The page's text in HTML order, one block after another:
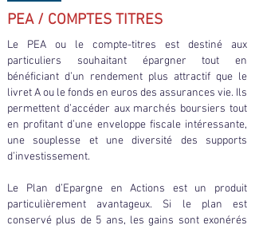
PEA / COMPTES TITRES
Le PEA ou le compte-titres est destiné aux
particuliers souhaitant épargner tout en
bénéficiant d’un rendement plus attractif que le
livret A ou le fonds en euros des assurances vie. Ils
permettent d’accéder aux marchés boursiers tout
en profitant d’une enveloppe fiscale intéressante,
une souplesse et une diversité des supports
d’investissement.
Le Plan d’Epargne en Actions est un produit
particulièrement avantageux. Si le plan est
conservé plus de 5 ans, les gains sont exonérés